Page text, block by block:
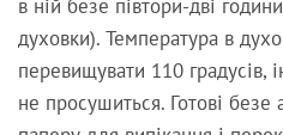
в ній безе півтори-дві
духовки). Температура в
перевищувати 110 градусів,
не просушиться. Готові безе